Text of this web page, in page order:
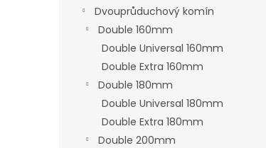
Dvouprůduchový komín
Double 160mm
Double Universal 160mm
Double Extra 160mm
Double 180mm
Double Universal 180mm
Double Extra 180mm
Double 200mm